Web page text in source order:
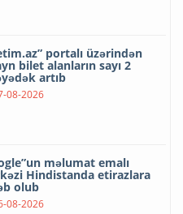
portalı üzərindən
bilet alanların sayı 2
artıb
08-2026
məlumat emalı
Hindistanda etirazlara
olub
08-2026